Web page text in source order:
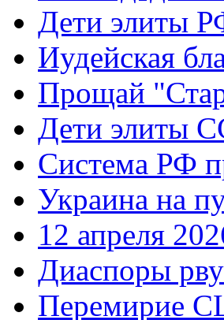
Дети элиты
Иудейская
Прощай
Дети элиты
Система РФ
Украина на
12 апреля
Диаспоры
Перемирие